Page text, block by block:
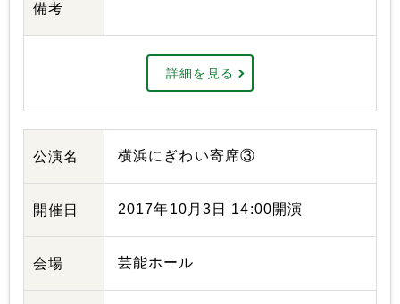
備考
詳細を見る
公演名 横浜にぎわい寄席③
開催日 2017年10月3日 14:00開演
会場 芸能ホール